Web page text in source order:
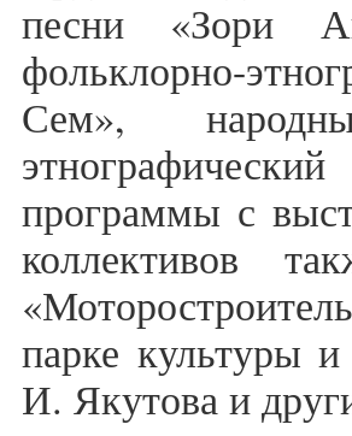
песни «Зори
фольклорно-
Сем»,
программы с
коллективов
парке культуры
И. Якутова и